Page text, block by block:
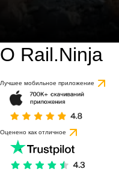
О Rail.Ninja
Лучшее мобильное приложение
Оценено как отличное